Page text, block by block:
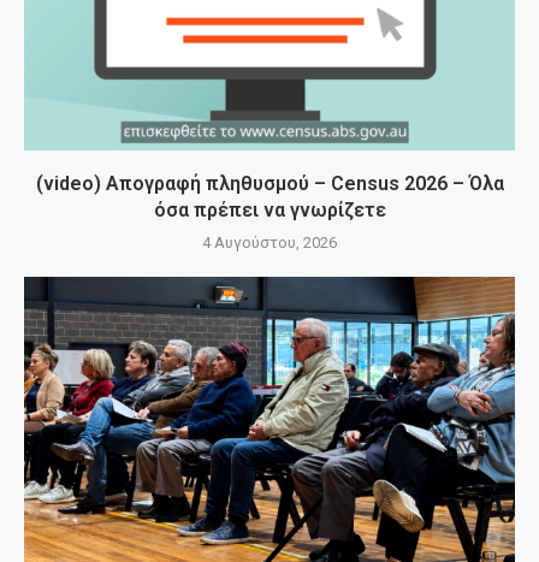
(video) Απογραφή πληθυσμού – Census 2026 – Όλα
όσα πρέπει να γνωρίζετε
4 Αυγούστου, 2026